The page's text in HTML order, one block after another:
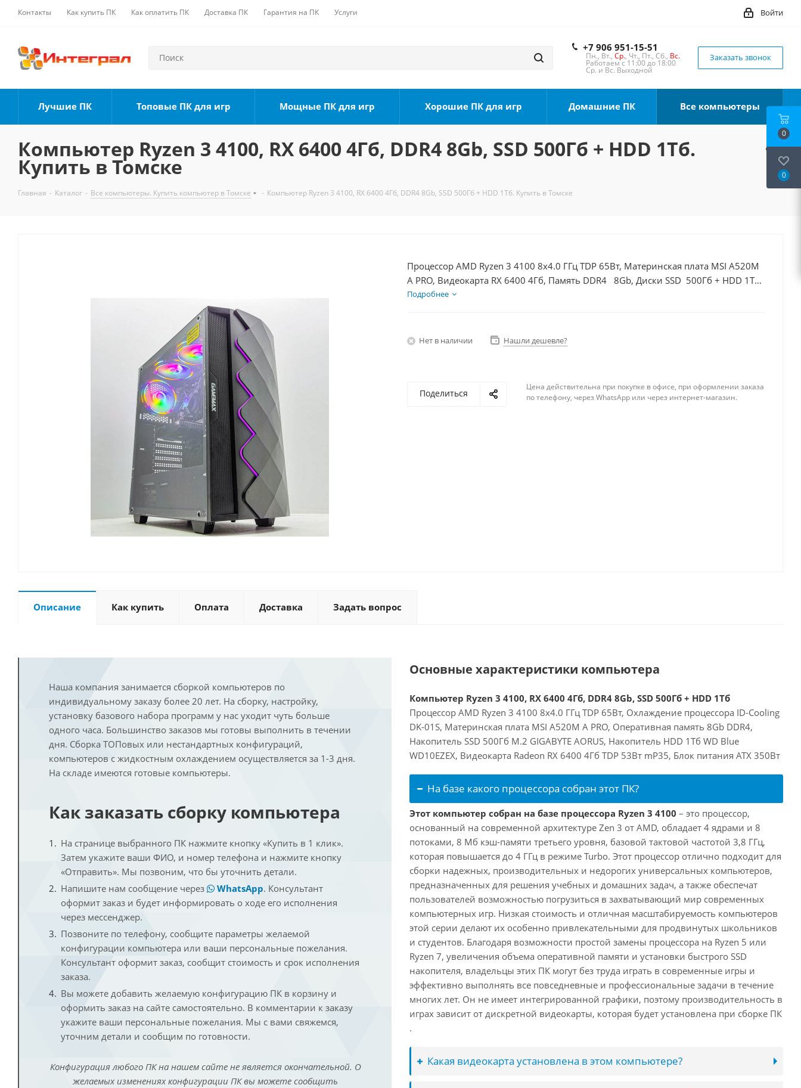
Контакты Как купить ПК Как оплатить ПК Доставка ПК Гарантия на ПК Услуги Войти
+7 906 951-15-51
Пн., Вт., Ср., Чт., Пт., Сб., Вс.
Работаем с 11:00 до 18:00
Ср. и Вс. Выходной
Заказать звонок
Лучшие ПК Топовые ПК для игр Мощные ПК для игр Хорошие ПК для игр Домашние ПК Все компьютеры
Компьютер Ryzen 3 4100, RX 6400 4Гб, DDR4 8Gb, SSD 500Гб + HDD 1Тб.
Купить в Томске
Главная - Каталог - Все компьютеры. Купить компьютер в Томске - Компьютер Ryzen 3 4100, RX 6400 4Гб, DDR4 8Gb, SSD 500Гб + HDD 1Тб. Купить в Томске
Процессор AMD Ryzen 3 4100 8x4.0 ГГц TDP 65Вт, Материнская плата MSI A520M
A PRO, Видеокарта RX 6400 4Гб, Память DDR4 8Gb, Диски SSD 500Гб + HDD 1Тб,
БП 350Вт
Подробнее
Нет в наличии Нашли дешевле?
Поделиться
Цена действительна при покупке в офисе, при оформлении заказа
по телефону, через WhatsApp или через интернет-магазин.
Описание Как купить Оплата Доставка Задать вопрос
Наша компания занимается сборкой компьютеров по
индивидуальному заказу более 20 лет. На сборку, настройку,
установку базового набора программ у нас уходит чуть больше
одного часа. Большинство заказов мы готовы выполнить в течении
дня. Сборка ТОПовых или нестандартных конфигураций,
компьютеров с жидкостным охлаждением осуществляется за 1-3 дня.
На складе имеются готовые компьютеры.
Как заказать сборку компьютера
На странице выбранного ПК нажмите кнопку «Купить в 1 клик».
Затем укажите ваши ФИО, и номер телефона и нажмите кнопку
«Отправить». Мы позвоним, что бы уточнить детали.
Напишите нам сообщение через
WhatsApp. Консультант
оформит заказ и будет информировать о ходе его исполнения
через мессенджер.
Позвоните по телефону, сообщите параметры желаемой
конфигурации компьютера или ваши персональные пожелания.
Консультант оформит заказ, сообщит стоимость и срок исполнения
заказа.
Вы можете добавить желаемую конфигурацию ПК в корзину и
оформить заказ на сайте самостоятельно. В комментарии к заказу
укажите ваши персональные пожелания. Мы с вами свяжемся,
уточним детали и сообщим по готовности.
Конфигурация любого ПК на нашем сайте не является окончательной. О
желаемых изменениях конфигурации ПК вы можете сообщить
Основные характеристики компьютера
Компьютер Ryzen 3 4100, RX 6400 4Гб, DDR4 8Gb, SSD 500Гб + HDD 1Тб
Процессор AMD Ryzen 3 4100 8x4.0 ГГц TDP 65Вт, Охлаждение процессора ID-Cooling
DK-01S, Материнская плата MSI A520M A PRO, Оперативная память 8Gb DDR4,
Накопитель SSD 500Гб M.2 GIGABYTE AORUS, Накопитель HDD 1Тб WD Blue
WD10EZEX, Видеокарта Radeon RX 6400 4Гб TDP 53Вт mP35, Блок питания ATX 350Вт
На базе какого процессора собран этот ПК?
Этот компьютер собран на базе процессора Ryzen 3 4100 – это процессор,
основанный на современной архитектуре Zen 3 от AMD, обладает 4 ядрами и 8
потоками, 8 Мб кэш-памяти третьего уровня, базовой тактовой частотой 3,8 ГГц,
которая повышается до 4 ГГц в режиме Turbo. Этот процессор отлично подходит для
сборки надежных, производительных и недорогих универсальных компьютеров,
предназначенных для решения учебных и домашних задач, а также обеспечат
пользователей возможностью погрузиться в захватывающий мир современных
компьютерных игр. Низкая стоимость и отличная масштабируемость компьютеров
этой серии делают их особенно привлекательными для продвинутых школьников
и студентов. Благодаря возможности простой замены процессора на Ryzen 5 или
Ryzen 7, увеличения объема оперативной памяти и установки быстрого SSD
накопителя, владельцы этих ПК могут без труда играть в современные игры и
эффективно выполнять все повседневные и профессиональные задачи в течение
многих лет. Он не имеет интегрированной графики, поэтому производительность в
играх зависит от дискретной видеокарты, которая будет установлена при сборке ПК
.
Какая видеокарта установлена в этом компьютере?
0
0